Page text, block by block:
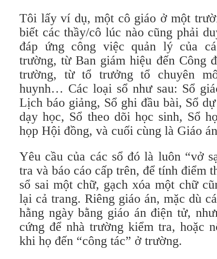
Tôi lấy ví dụ, một cô giáo ở một
biết các thầy/cô lúc nào cũng phải
đáp ứng công việc quản lý của
trường, từ Ban giám hiệu đến Công
trường, từ tổ trưởng tổ chuyên
huynh… Các loại sổ như sau: Sổ
Lịch báo giảng, Sổ ghi đầu bài, Sổ
dạy học, Sổ theo dõi học sinh, Sổ
họp Hội đồng, và cuối cùng là Giáo
Yêu cầu của các sổ đó là luôn “vở
tra và báo cáo cấp trên, để tính điểm
sổ sai một chữ, gạch xóa một chữ
lại cả trang. Riêng giáo án, mặc dù
hằng ngày bằng giáo án điện tử,
cứng để nhà trường kiểm tra, hoặc
khi họ đến “công tác” ở trường.